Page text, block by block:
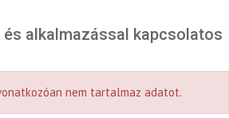
alkalmazással kapcsolatos
nem tartalmaz adatot.